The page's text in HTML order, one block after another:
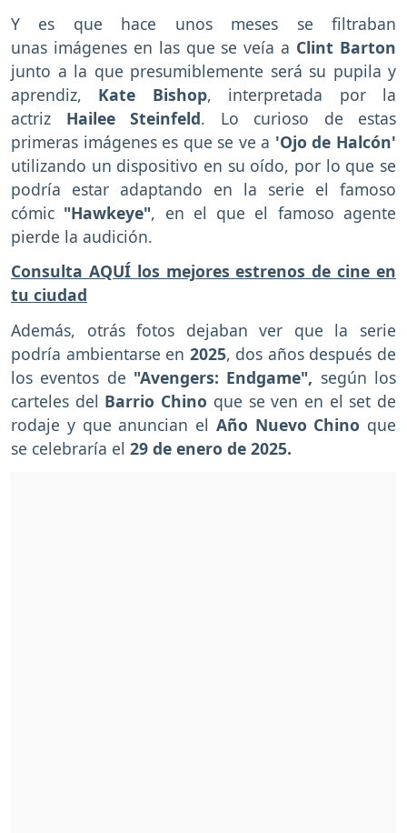
Y es que hace unos meses se filtraban
unas imágenes en las que se veía a Clint Barton
junto a la que presumiblemente será su pupila y
aprendiz, Kate Bishop, interpretada por la
actriz Hailee Steinfeld. Lo curioso de estas
primeras imágenes es que se ve a 'Ojo de Halcón'
utilizando un dispositivo en su oído, por lo que se
podría estar adaptando en la serie el famoso
cómic "Hawkeye", en el que el famoso agente
pierde la audición.
Consulta AQUÍ los mejores estrenos de cine en
tu ciudad
Además, otrás fotos dejaban ver que la serie
podría ambientarse en 2025, dos años después de
los eventos de "Avengers: Endgame", según los
carteles del Barrio Chino que se ven en el set de
rodaje y que anuncian el Año Nuevo Chino que
se celebraría el 29 de enero de 2025.